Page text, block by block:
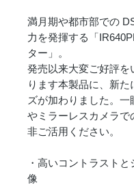
満月期や都市部での
力を発揮する「
ター」。
発売以来大変ご好評を
ります本製品に、新た
ズが加わりました。一
やミラーレスカメラで
非ご活用ください。
・高いコントラスト
像